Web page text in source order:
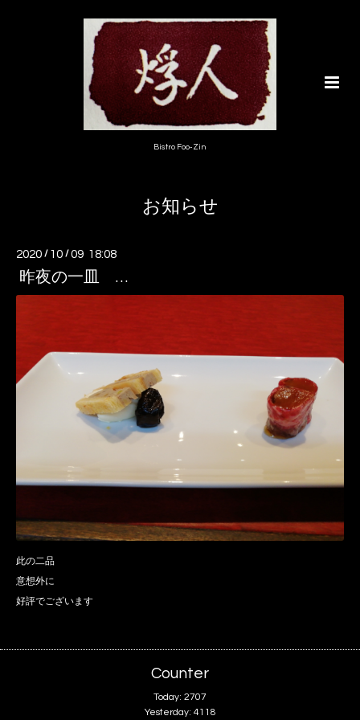
Bistro Foo-Zin
お知らせ
2020 / 10 /09 18:08
昨夜の一皿 …
此の二品
意想外に
好評でございます
Counter
Today: 2707
Yesterday: 4118